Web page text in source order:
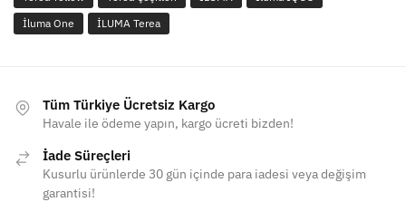
İluma One
İLUMA Terea
Tüm Türkiye Ücretsiz Kargo
Havale ile ödeme yapın, kargo ücreti bizden!
İade Süreçleri
Kusurlu ürünlerde 30 gün içinde para iadesi veya değişim
garantisi!